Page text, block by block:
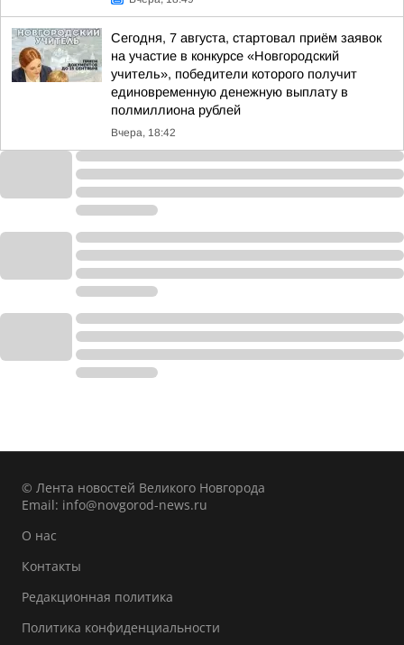
Сегодня, 7 августа, стартовал приём заявок
на участие в конкурсе «Новгородский
учитель», победители которого получит
единовременную денежную выплату в
полмиллиона рублей
Вчера, 18:42
© Лента новостей Великого Новгорода
Email: info@novgorod-news.ru
О нас
Контакты
Редакционная политика
Политика конфиденциальности